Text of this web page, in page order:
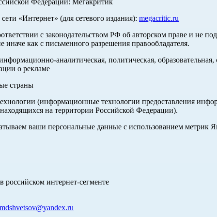
Федерации: Мегакритик
«Интернет» (для сетевого издания): megacritic.ru
с законодательством РФ об авторском праве и не
как с письменного разрешения правообладателя.
аналитическая, политическая, образовательная,
о рекламе
страны
(информационные технологии предоставления
на территории Российской Федерации).
ваши персональные данные с использованием метрик
интернет-сегменте
mdshvetsov@yandex.ru